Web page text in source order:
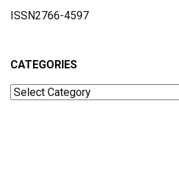
ISSN2766-4597
CATEGORIES
Categories